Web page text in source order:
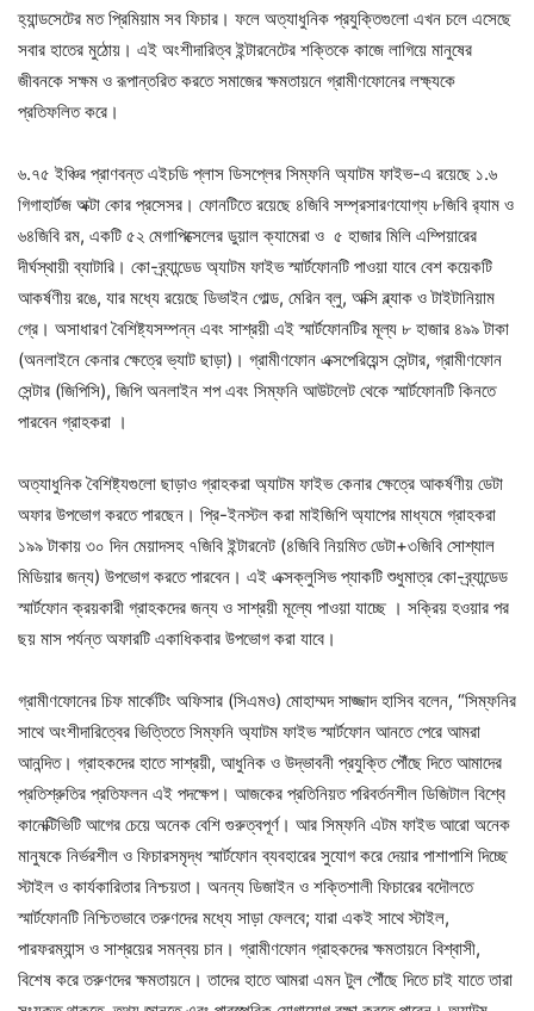
হ্যান্ডসেটের মত প্রিমিয়াম সব ফিচার। ফলে অত্যাধুনিক প্রযুক্তিগুলো এখন চলে এসেছে
সবার হাতের মুঠোয়। এই অংশীদারিত্ব ইন্টারনেটের শক্তিকে কাজে লাগিয়ে মানুষের
জীবনকে সক্ষম ও রূপান্তরিত করতে সমাজের ক্ষমতায়নে গ্রামীণফোনের লক্ষ্যকে
প্রতিফলিত করে।
৬.৭৫ ইঞ্চির প্রাণবন্ত এইচডি প্লাস ডিসপ্লের সিম্ফনি অ্যাটম ফাইভ-এ রয়েছে ১.৬
গিগাহার্টজ অক্টা কোর প্রসেসর। ফোনটিতে রয়েছে ৪জিবি সম্প্রসারণযোগ্য ৮জিবি র‌্যাম ও
৬৪জিবি রম, একটি ৫২ মেগাপিক্সেলের ডুয়াল ক্যামেরা ও ৫ হাজার মিলি এম্পিয়ারের
দীর্ঘস্থায়ী ব্যাটারি। কো-ব্র্যান্ডেড অ্যাটম ফাইভ স্মার্টফোনটি পাওয়া যাবে বেশ কয়েকটি
আকর্ষণীয় রঙে, যার মধ্যে রয়েছে ডিভাইন গোল্ড, মেরিন ব্লু, অক্সি ব্ল্যাক ও টাইটানিয়াম
গ্রে। অসাধারণ বৈশিষ্ট্যসম্পন্ন এবং সাশ্রয়ী এই স্মার্টফোনটির মূল্য ৮ হাজার ৪৯৯ টাকা
(অনলাইনে কেনার ক্ষেত্রে ভ্যাট ছাড়া)। গ্রামীণফোন এক্সপেরিয়েন্স সেন্টার, গ্রামীণফোন
সেন্টার (জিপিসি), জিপি অনলাইন শপ এবং সিম্ফনি আউটলেট থেকে স্মার্টফোনটি কিনতে
পারবেন গ্রাহকরা ।
অত্যাধুনিক বৈশিষ্ট্যগুলো ছাড়াও গ্রাহকরা অ্যাটম ফাইভ কেনার ক্ষেত্রে আকর্ষণীয় ডেটা
অফার উপভোগ করতে পারছেন। প্রি-ইনস্টল করা মাইজিপি অ্যাপের মাধ্যমে গ্রাহকরা
১৯৯ টাকায় ৩০ দিন মেয়াদসহ ৭জিবি ইন্টারনেট (৪জিবি নিয়মিত ডেটা+৩জিবি সোশ্যাল
মিডিয়ার জন্য) উপভোগ করতে পারবেন। এই এক্সক্লুসিভ প্যাকটি শুধুমাত্র কো-ব্র্যান্ডেড
স্মার্টফোন ক্রয়কারী গ্রাহকদের জন্য ও সাশ্রয়ী মূল্যে পাওয়া যাচ্ছে । সক্রিয় হওয়ার পর
ছয় মাস পর্যন্ত অফারটি একাধিকবার উপভোগ করা যাবে।
গ্রামীণফোনের চিফ মার্কেটিং অফিসার (সিএমও) মোহাম্মদ সাজ্জাদ হাসিব বলেন, “সিম্ফনির
সাথে অংশীদারিত্বের ভিত্তিতে সিম্ফনি অ্যাটম ফাইভ স্মার্টফোন আনতে পেরে আমরা
আনন্দিত। গ্রাহকদের হাতে সাশ্রয়ী, আধুনিক ও উদ্ভাবনী প্রযুক্তি পৌঁছে দিতে আমাদের
প্রতিশ্রুতির প্রতিফলন এই পদক্ষেপ। আজকের প্রতিনিয়ত পরিবর্তনশীল ডিজিটাল বিশ্বে
কানেক্টিভিটি আগের চেয়ে অনেক বেশি গুরুত্বপূর্ণ। আর সিম্ফনি এটম ফাইভ আরো অনেক
মানুষকে নির্ভরশীল ও ফিচারসমৃদ্ধ স্মার্টফোন ব্যবহারের সুযোগ করে দেয়ার পাশাপাশি দিচ্ছে
স্টাইল ও কার্যকারিতার নিশ্চয়তা। অনন্য ডিজাইন ও শক্তিশালী ফিচারের বদৌলতে
স্মার্টফোনটি নিশ্চিতভাবে তরুণদের মধ্যে সাড়া ফেলবে; যারা একই সাথে স্টাইল,
পারফরম্যান্স ও সাশ্রয়ের সমন্বয় চান। গ্রামীণফোন গ্রাহকদের ক্ষমতায়নে বিশ্বাসী,
বিশেষ করে তরুণদের ক্ষমতায়নে। তাদের হাতে আমরা এমন টুল পৌঁছে দিতে চাই যাতে তারা